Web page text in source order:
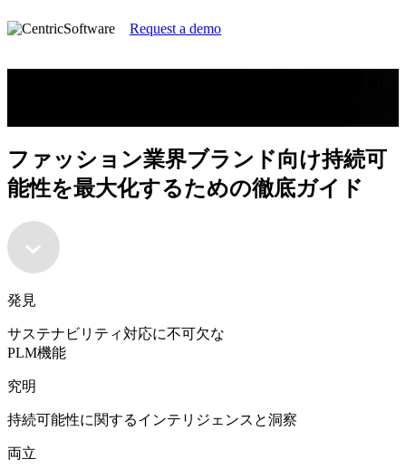
Request a demo
ファッション業界ブランド向け持続可
能性を最大化するための徹底ガイド
発見
サステナビリティ対応に不可欠な
PLM機能
究明
持続可能性に関するインテリジェンスと洞察
両立